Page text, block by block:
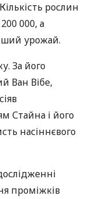
рослин
000, а
урожай.
За його
Ван Вібе,
Стайна і його
насіннєвого
проміжків